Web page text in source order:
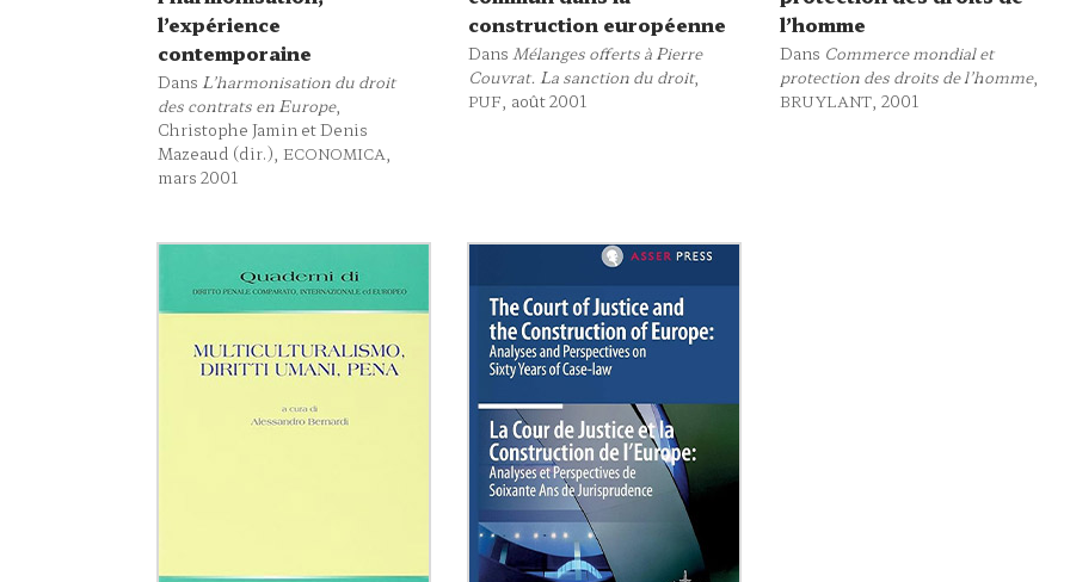
l’expérience
contemporaine
Dans L’harmonisation du droit
des contrats en Europe,
Christophe Jamin et Denis
Mazeaud (dir.), ECONOMICA
mars 2001
construction européenne
Dans Mélanges offerts à Pierre
Couvrat. La sanction du droit,
PUF , août 2001
l’homme
Dans Commerce mondial et
protection des droits de l’homme,
BRUYLANT, 2001